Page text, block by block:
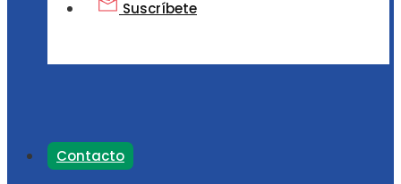
Suscríbete
Contacto